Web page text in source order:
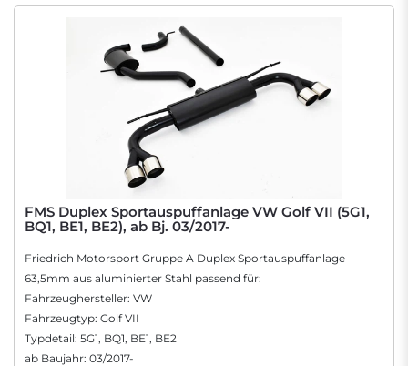
FMS Duplex Sportauspuffanlage VW Golf VII (5G1,
BQ1, BE1, BE2), ab Bj. 03/2017-
Friedrich Motorsport Gruppe A Duplex Sportauspuffanlage
63,5mm aus aluminierter Stahl passend für:
Fahrzeughersteller: VW
Fahrzeugtyp: Golf VII
Typdetail: 5G1, BQ1, BE1, BE2
ab Baujahr: 03/2017-